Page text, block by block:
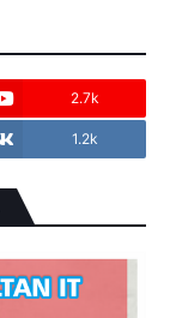
2.7k
1.2k